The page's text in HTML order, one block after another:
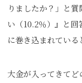
りましたか？」と
い（10.2％）』と回
に巻き込まれている
大金が入ってきて